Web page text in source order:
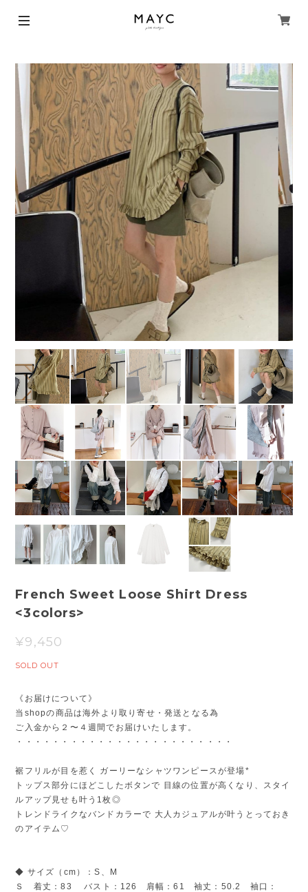
French Sweet Loose Shirt Dress
<3colors>
¥9,450
SOLD OUT
《お届けについて》
当shopの商品は海外より取り寄せ・発送となる為
ご入金から２〜４週間でお届けいたします。
・・・・・・・・・・・・・・・・・・・・・・・・
裾フリルが目を惹く ガーリーなシャツワンピースが登場*
トップス部分にほどこしたボタンで 目線の位置が高くなり、スタイ
ルアップ見せも叶う1枚◎
トレンドライクなバンドカラーで 大人カジュアルが叶うとっておき
のアイテム♡
◆ サイズ（cm）：S、M
Ｓ 着丈：83 バスト：126 肩幅：61 袖丈：50.2 袖口：